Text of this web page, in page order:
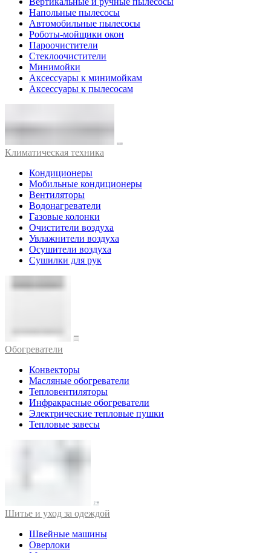
Напольные пылесосы
Автомобильные пылесосы
Роботы-мойщики окон
Пароочистители
Стеклоочистители
Минимойки
Аксессуары к минимойкам
Аксессуары к пылесосам
Климатическая техника
Кондиционеры
Мобильные кондиционеры
Вентиляторы
Водонагреватели
Газовые колонки
Очистители воздуха
Увлажнители воздуха
Осушители воздуха
Сушилки для рук
Обогреватели
Конвекторы
Масляные обогреватели
Тепловентиляторы
Инфракрасные обогреватели
Электрические тепловые пушки
Тепловые завесы
Шитье и уход за одеждой
Швейные машины
Оверлоки